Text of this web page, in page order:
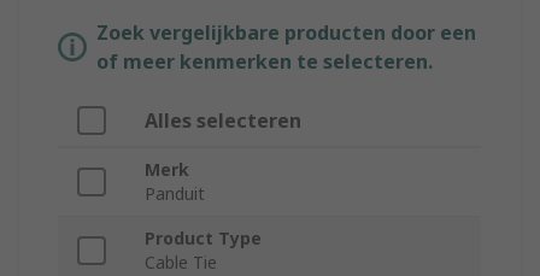
Zoek vergelijkbare producten door een
of meer kenmerken te selecteren.
Alles selecteren
Merk
Panduit
Product Type
Cable Tie